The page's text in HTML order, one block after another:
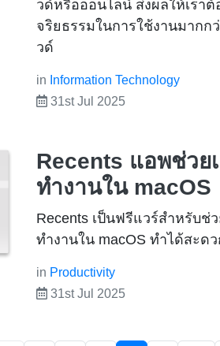
วด์หรือออนไลน์ ส่งผลให้เรา
จริยธรรมในการใช้งานมากก
วด์
in Information Technology
31st Jul 2025
Recents แอพช่วย
ทำงานใน macOS
Recents เป็นฟรีแวร์สำหรับช่
ทำงานใน macOS ทำได้สะด
in Productivity
31st Jul 2025